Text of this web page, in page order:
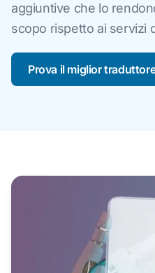
aggiuntive che lo
scopo rispetto ai servizi
Prova il miglior